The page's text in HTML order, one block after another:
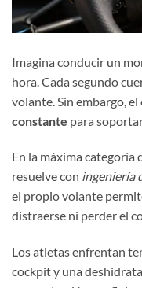
Imagina conducir un
hora. Cada segundo
volante. Sin embargo,
constante para
En la máxima categoría
resuelve con ingeniería
el propio volante
distraerse ni perder el
Los atletas enfrentan
cockpit y una